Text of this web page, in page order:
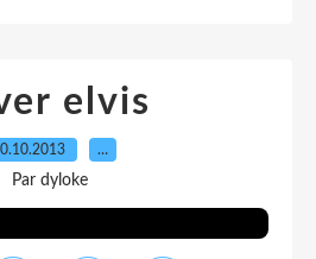
elvis
…
Par dyloke